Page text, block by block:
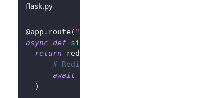
flask.py
@app . route( "/sign-out"
async def sign_out
return redirect
# Redirigez l'utilisateur vers la page
await
)